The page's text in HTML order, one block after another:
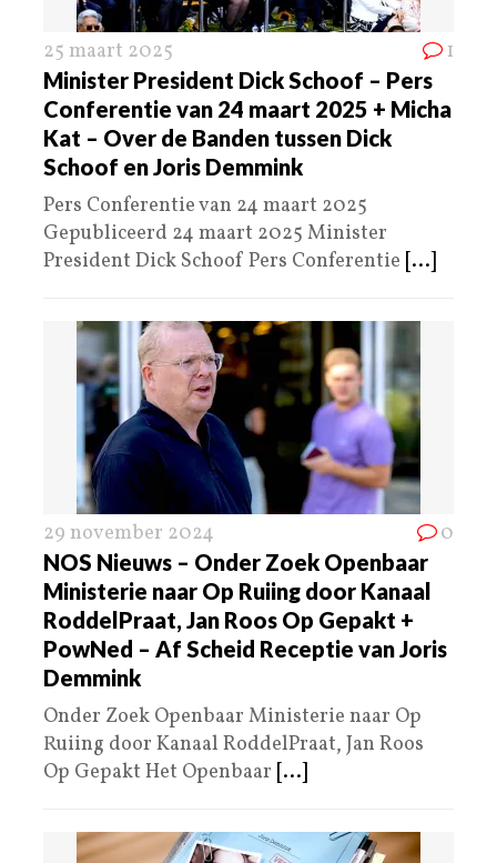
25 maart 2025 1
Minister President Dick Schoof – Pers
Conferentie van 24 maart 2025 + Micha
Kat – Over de Banden tussen Dick
Schoof en Joris Demmink
Pers Conferentie van 24 maart 2025
Gepubliceerd 24 maart 2025 Minister
President Dick Schoof Pers Conferentie [...]
29 november 2024 0
NOS Nieuws – Onder Zoek Openbaar
Ministerie naar Op Ruiing door Kanaal
RoddelPraat, Jan Roos Op Gepakt +
PowNed – Af Scheid Receptie van Joris
Demmink
Onder Zoek Openbaar Ministerie naar Op
Ruiing door Kanaal RoddelPraat, Jan Roos
Op Gepakt Het Openbaar [...]